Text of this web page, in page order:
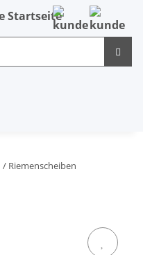
Riemenscheiben